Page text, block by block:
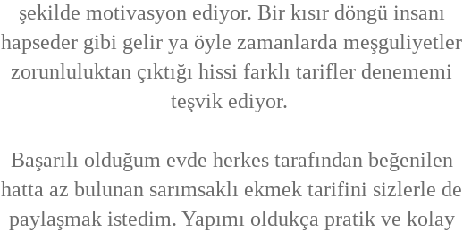
şekilde motivasyon ediyor. Bir kısır döngü insanı
hapseder gibi gelir ya öyle zamanlarda meşguliyetler
zorunluluktan çıktığı hissi farklı tarifler denememi
teşvik ediyor.
Başarılı olduğum evde herkes tarafından beğenilen
hatta az bulunan sarımsaklı ekmek tarifini sizlerle de
paylaşmak istedim. Yapımı oldukça pratik ve kolay